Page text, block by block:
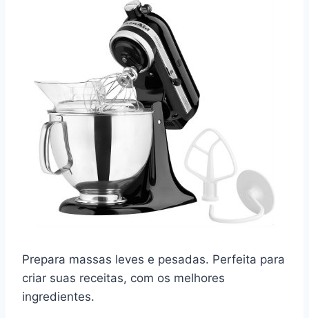
Prepara massas leves e pesadas. Perfeita para
criar suas receitas, com os melhores
ingredientes.